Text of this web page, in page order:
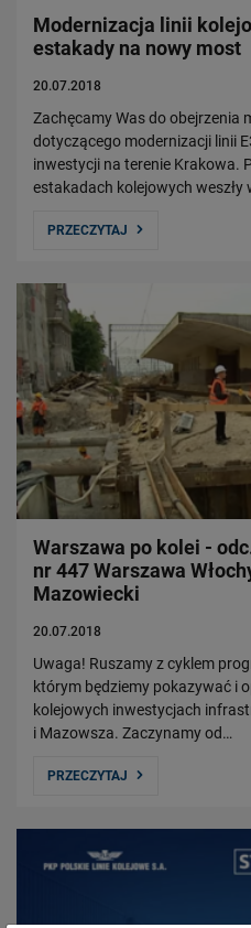
Modernizacja linii
estakady na nowy most
20.07.2018
Zachęcamy Was do obejrzenia
dotyczącego modernizacji linii
inwestycji na terenie Krakowa.
estakadach kolejowych weszły
PRZECZYTAJ
Warszawa po kolei -
nr 447 Warszawa
Mazowiecki
20.07.2018
Uwaga! Ruszamy z cyklem
którym będziemy pokazywać i
kolejowych inwestycjach
i Mazowsza. Zaczynamy od…
PRZECZYTAJ